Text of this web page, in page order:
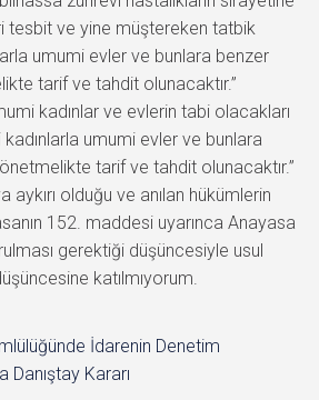
İdarenin Denetim
Danıştay Kararı